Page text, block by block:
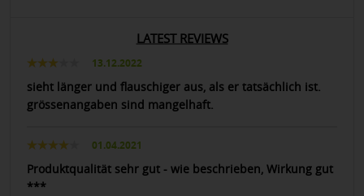
LATEST REVIEWS
13.12.2022
sieht länger und flauschiger aus, als er tatsächlich ist.
grössenangaben sind mangelhaft.
01.04.2021
Produktqualität sehr gut - wie beschrieben, Wirkung gut
***